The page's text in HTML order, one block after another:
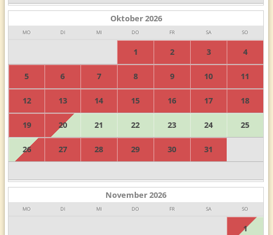
Oktober2026
MO DI MI DO FR SA SO
1 2 3 4
5 6 7 8 9 10 11
12 13 14 15 16 17 18
19 20 21 22 23 24 25
26 27 28 29 30 31
November2026
MO DI MI DO FR SA SO
1